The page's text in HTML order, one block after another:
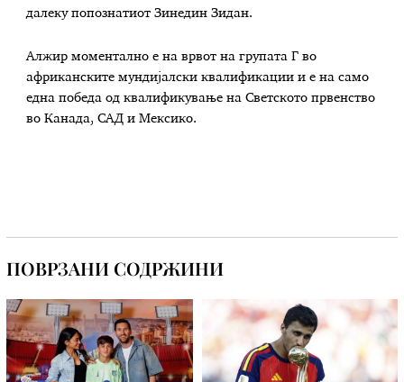
далеку попознатиот Зинедин Зидан.
Алжир моментално е на врвот на групата Г во
африканските мундијалски квалификации и е на само
една победа од квалификување на Светското првенство
во Канада, САД и Мексико.
ПОВРЗАНИ СОДРЖИНИ